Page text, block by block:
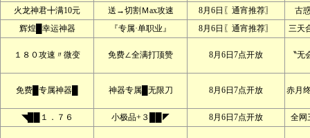
火龙神君╋满10元
送→切割Ｍax攻速 8月6日〖通宵推荐〗
古
辉煌█幸运神器
『专属·单职业』 8月6日〖通宵推荐〗 三天
１８０攻速〃微变 免费∠全满打顶赞 8月6日7点开放 〝
免费█专属神器█ 神器专属█无限刀 8月6日7点开放 赤月
◥██１．７６ 小极品+３██◤ 8月6日7点开放 全网